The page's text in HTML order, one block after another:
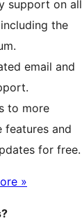
support on all
the
email and
to more
features and
for free.
»